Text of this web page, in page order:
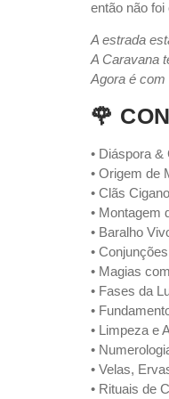
então não foi
A estrada
A Caravana
Agora é com
🌹
• Diáspora
• Origem de
• Clãs
• Montagem
• Baralho
•
• Magias
• Fases da
•
• Limpeza e
•
• Velas,
• Rituais de